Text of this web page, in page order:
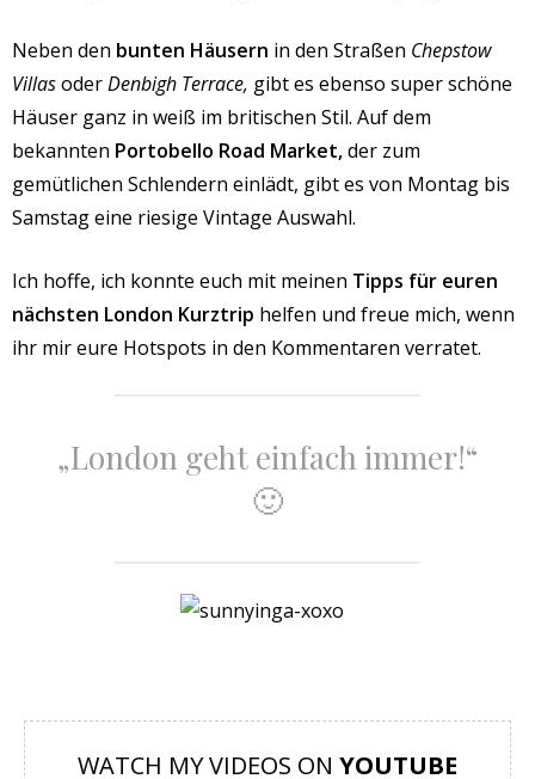
Neben den bunten Häusern in den Straßen Chepstow
VillasoderDenbigh Terrace, gibt es ebenso super schöne
Häuser ganz in weiß im britischen Stil. Auf dem
bekannten Portobello Road Market,der zum
gemütlichen Schlendern einlädt, gibt es von Montag bis
Samstag eine riesige Vintage Auswahl.
Ich hoffe, ich konnte euch mit meinen Tipps für euren
nächsten London Kurztrip helfen und freue mich, wenn
ihr mir eure Hotspots in den Kommentaren verratet.
„London geht einfach immer!“
🙂
WATCH MY VIDEOS ON YOUTUBE